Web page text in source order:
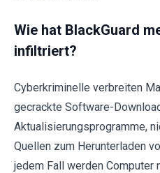
Wie hat BlackGuard
infiltriert?
Cyberkriminelle verbreiten
gecrackte Software-
Aktualisierungsprogramme,
Quellen zum Herunterladen
jedem Fall werden Computer